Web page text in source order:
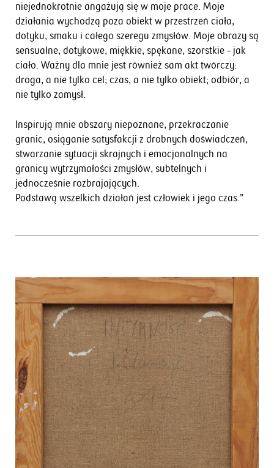
niejednokrotnie angażują się w moje prace. Moje
działania wychodzą poza obiekt w przestrzeń ciała,
dotyku, smaku i całego szeregu zmysłów. Moje obrazy są
sensualne, dotykowe, miękkie, spękane, szorstkie – jak
ciało. Ważny dla mnie jest również sam akt twórczy:
droga, a nie tylko cel; czas, a nie tylko obiekt; odbiór, a
nie tylko zamysł.
Inspirują mnie obszary niepoznane, przekraczanie
granic, osiąganie satysfakcji z drobnych doświadczeń,
stwarzanie sytuacji skrajnych i emocjonalnych na
granicy wytrzymałości zmysłów, subtelnych i
jednocześnie rozbrajających.
Podstawą wszelkich działań jest człowiek i jego czas.”